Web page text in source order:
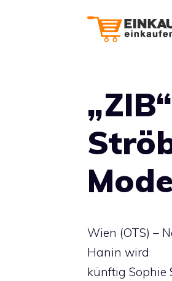
Wien (OTS) –
Hanin wird
künftig Sophie